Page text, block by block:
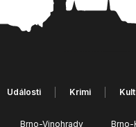
Události Krimi
Brno-Vinohrady Brno-